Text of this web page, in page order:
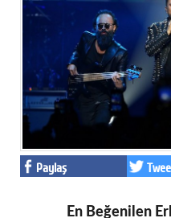
Paylaş
En Beğenilen